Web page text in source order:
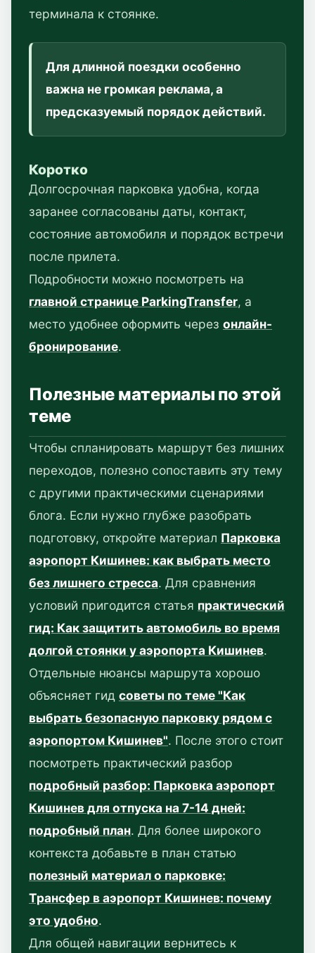
терминала к стоянке.
Для длинной поездки особенно
важна не громкая реклама, а
предсказуемый порядок действий.
Коротко
Долгосрочная парковка удобна, когда
заранее согласованы даты, контакт,
состояние автомобиля и порядок встречи
после прилета.
Подробности можно посмотреть на
главной странице ParkingTransfer, а
место удобнее оформить через онлайн-
бронирование.
Полезные материалы по этой
теме
Чтобы спланировать маршрут без лишних
переходов, полезно сопоставить эту тему
с другими практическими сценариями
блога. Если нужно глубже разобрать
подготовку, откройте материал Парковка
аэропорт Кишинев: как выбрать место
без лишнего стресса. Для сравнения
условий пригодится статья практический
гид: Как защитить автомобиль во время
долгой стоянки у аэропорта Кишинев.
Отдельные нюансы маршрута хорошо
объясняет гид советы по теме "Как
выбрать безопасную парковку рядом с
аэропортом Кишинев". После этого стоит
посмотреть практический разбор
подробный разбор: Парковка аэропорт
Кишинев для отпуска на 7-14 дней:
подробный план. Для более широкого
контекста добавьте в план статью
полезный материал о парковке:
Трансфер в аэропорт Кишинев: почему
это удобно.
Для общей навигации вернитесь к